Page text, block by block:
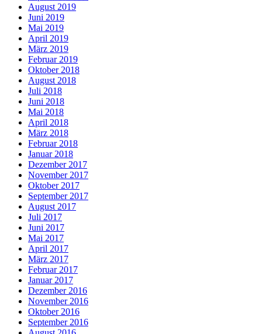
August 2019
Juni 2019
Mai 2019
April 2019
März 2019
Februar 2019
Oktober 2018
August 2018
Juli 2018
Juni 2018
Mai 2018
April 2018
März 2018
Februar 2018
Januar 2018
Dezember 2017
November 2017
Oktober 2017
September 2017
August 2017
Juli 2017
Juni 2017
Mai 2017
April 2017
März 2017
Februar 2017
Januar 2017
Dezember 2016
November 2016
Oktober 2016
September 2016